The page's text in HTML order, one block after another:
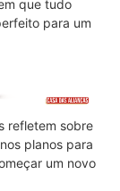
que tudo
para um
refletem sobre
planos para
um novo